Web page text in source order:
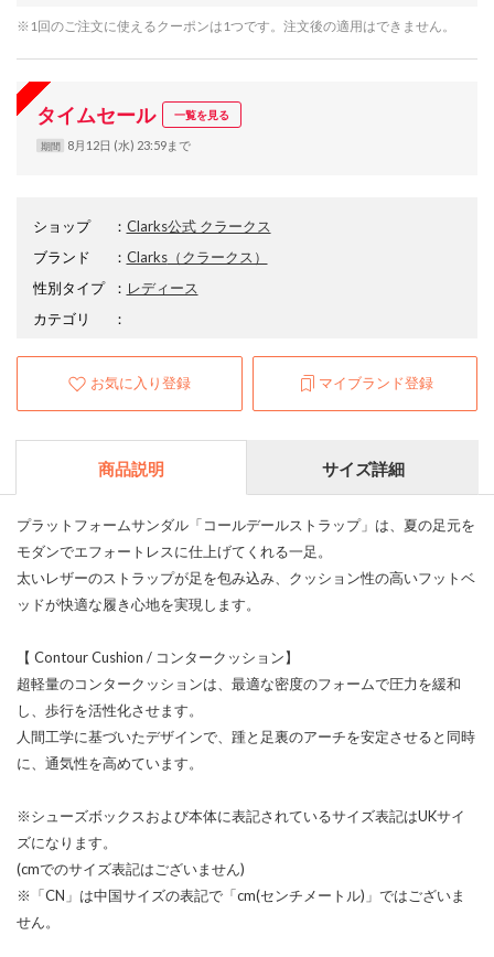
※1回のご注文に使えるクーポンは1つです。注文後の適用はできません。
タイムセール 一覧を見る
期間 8月12日 (水) 23:59まで
ショップ ： Clarks公式 クラークス
ブランド
： Clarks（クラークス）
性別タイプ
： レディース
カテゴリ
：
お気に入り登録 マイブランド登録
商品説明 サイズ詳細
プラットフォームサンダル「コールデールストラップ」は、夏の足元を
モダンでエフォートレスに仕上げてくれる一足。
太いレザーのストラップが足を包み込み、クッション性の高いフットベ
ッドが快適な履き心地を実現します。
【 Contour Cushion / コンタークッション】
超軽量のコンタークッションは、最適な密度のフォームで圧力を緩和
し、歩行を活性化させます。
人間工学に基づいたデザインで、踵と足裏のアーチを安定させると同時
に、通気性を高めています。
※シューズボックスおよび本体に表記されているサイズ表記はUKサイ
ズになります。
(cmでのサイズ表記はございません)
※「CN」は中国サイズの表記で「cm(センチメートル)」ではございま
せん。